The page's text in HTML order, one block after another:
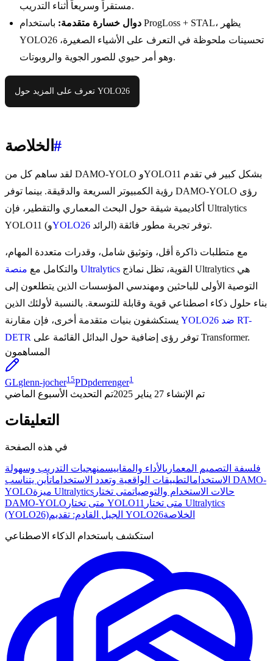
مستقراً وسريعاً أثناء التدريب.
دوال خسارة متقدمة: باستخدام ProgLoss + STAL، يظهر
YOLO26 تحسينات ملحوظة في التعرف على الأشياء الصغيرة،
وهو أمر حيوي للصور الجوية والروبوتات.
تعرف على المزيد حول YOLO26
الخلاصة#
لقد ساهم كل من DAMO-YOLO وYOLO11 بشكل كبير في تقدم
رؤية الكمبيوتر السريعة والدقيقة. بينما توفر DAMO-YOLO رؤى
أكاديمية شيقة حول البحث المعماري والتقطير، فإن Ultralytics
YOLO11 (وYOLO26 الرائد) توفر تجربة مطور فائقة.
مع متطلبات ذاكرة أقل، وتوثيق شامل، وقدرات متعددة المهام،
والتكامل مع منصة Ultralytics
التوصية الأولى للباحثين ومهندسي المؤسسات الذين يتطلعون إلى
بناء حلول ذكاء اصطناعي قوية وقابلة للتوسعة. بالنسبة لأولئك الذين
YOLO26 ضد RT-
DETR
توفر رؤى إضافية حول البدائل القائمة على Transformer.
المساهمون
GLglenn-jocher15PDpderrenger1
تم الإنشاء 27 يناير 2025 تم التحديث الأسبوع الماضي
التعليقات
في هذه الصفحة
فلسفة التصميم المعماريالأداء والمقاييسمنهجيات التدريب وسهولة
الاستخدامالتطبيقات الواقعية وتعدد الاستخداماتأين يتناسب DAMO-
YOLO
ميزة Ultralytics حالات الاستخدام والتوصياتمتى تختار
DAMO-YOLO
متى تختار YOLO11 متى تختار Ultralytics
(YOLO26)
الجيل القادم: تقديم YOLO26الخلاصة
استكشف باستخدام الذكاء الاصطناعي